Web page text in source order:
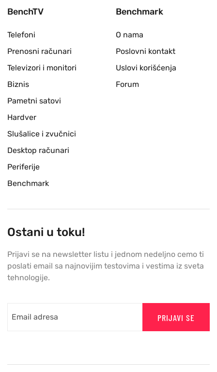
BenchTV
Telefoni
Prenosni računari
Televizori i monitori
Biznis
Pametni satovi
Hardver
Slušalice i zvučnici
Desktop računari
Periferije
Benchmark
Benchmark
O nama
Poslovni kontakt
Uslovi korišćenja
Forum
Ostani u toku!
Prijavi se na newsletter listu i jednom nedeljno cemo ti
poslati email sa najnovijim testovima i vestima iz sveta
tehnologije.
PRIJAVI SE